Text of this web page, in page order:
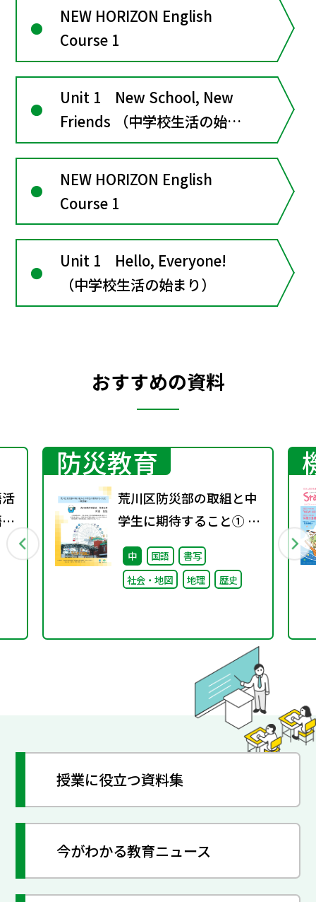
NEW HORIZON English
Course 1
Unit 1 New School, New
Friends （中学校生活の始ま
り）
NEW HORIZON English
Course 1
Unit 1 Hello, Everyone!
（中学校生活の始まり）
おすすめの資料
防災教育
荒川区防災部の取組と中
学生に期待すること① ～
概要編～
中 国語
書写
社会・地図
地理 歴史
授業に役立つ資料集
今がわかる教育ニュース